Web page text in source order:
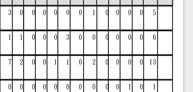
0 0 5
0 0
3 0 0 0 1 0 0 0
1 0 6
0 0
1 0 3 0 0 0 0 0
2 0 13
0 0
7 1 1 0 2 0 0 0
0 0 1
0 0
0 0 0 0 0 0 0 1